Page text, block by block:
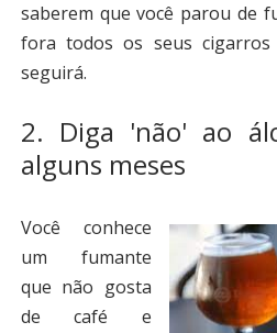
saberem que você parou de
fora todos os seus cigarros
seguirá.
2. Diga 'não' ao
alguns meses
Você conhece
um fumante
que não gosta
de café e